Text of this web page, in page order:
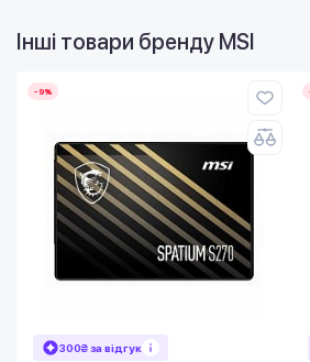
Інші товари бренду MSI
-9%
300₴ за відгук